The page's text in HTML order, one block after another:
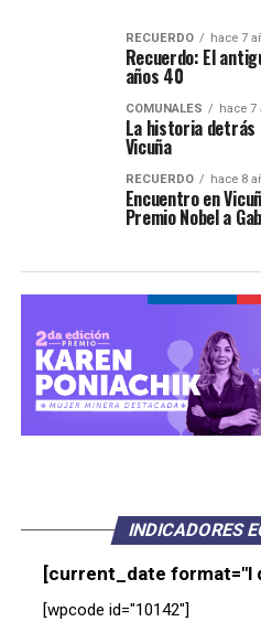
RECUERDO hace 7
Recuerdo: El
años 40
COMUNALES hace 7
La historia detrás
Vicuña
RECUERDO hace 8
Encuentro en
Premio Nobel a
INDICADORES
[current_date
[wpcode id="10142"]